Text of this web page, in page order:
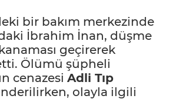
bir bakım merkezinde
İbrahim İnan, düşme
geçirerek
Ölümü şüpheli
cenazesi Adli Tıp
olayla ilgili